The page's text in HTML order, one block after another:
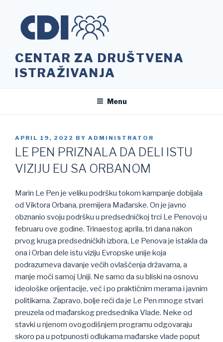
content
CENTAR ZA DRUŠTVENA
ISTRAŽIVANJA
Menu
POSTED
ON
APRIL 19, 2022 BY ADMINISTRATOR
LE PEN PRIZNALA DA DELI ISTU
VIZIJU EU SA ORBANOM
Marin Le Pen je veliku podršku tokom kampanje dobijala
od Viktora Orbana, premijera Mađarske. On je javno
obznanio svoju podršku u predsedničkoj trci Le Penovoj u
februaru ove godine. Trinaestog aprila, tri dana nakon
prvog kruga predsedničkih izbora, Le Penova je istakla da
ona i Orban dele istu viziju Evropske unije koja
podrazumeva davanje većih ovlašćenja državama, a
manje moći samoj Uniji. Ne samo da su bliski na osnovu
ideološke orijentacije, već i po praktičnim merama i javnim
politikama. Zapravo, bolje reći da je Le Pen mnoge stvari
preuzela od mađarskog predsednika Vlade. Neke od
stavki u njenom ovogodišnjem programu odgovaraju
skoro pa u potpunosti odlukama mađarske vlade poput